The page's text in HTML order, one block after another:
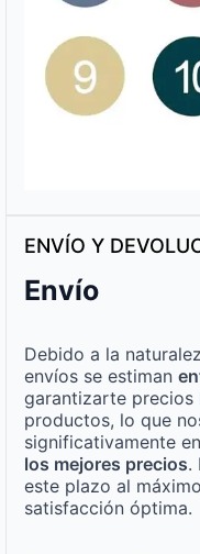
ENVÍO Y
Envío
Debido a la
envíos se estiman
garantizarte precios
productos, lo que
significativamente
los mejores precios.
este plazo al
satisfacción óptima.